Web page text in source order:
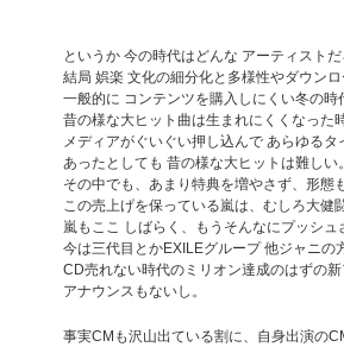
というか 今の時代はどんな アーティスト
結局 娯楽 文化の細分化と多様性やダウン
一般的に コンテンツを購入しにくい冬の時
昔の様な大ヒット曲は生まれにくくなった
メディアがぐいぐい押し込んで あらゆるタ
あったとしても 昔の様な大ヒットは難しい。
その中でも、あまり特典を増やさず、形態
この売上げを保っている嵐は、むしろ大健闘
嵐もここ しばらく、もうそんなにプッシュ
今は三代目とかEXILEグループ 他ジャニの
CD売れない時代のミリオン達成のはずの
アナウンスもないし。
事実CMも沢山出ている割に、自身出演の